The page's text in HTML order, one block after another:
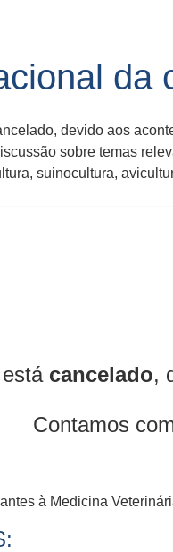
da
devido aos
sobre temas
suinocultura,
cancelado,
Contamos
à Medicina